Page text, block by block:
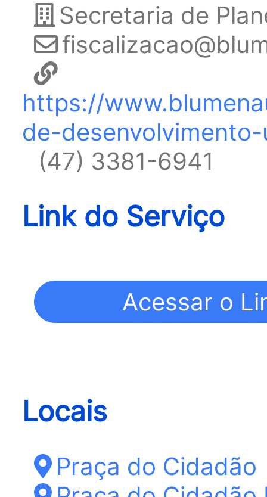
Secretaria de
https://
de-
(47) 3381-6941
Link do Serviço
Locais
Praça do Cidadão